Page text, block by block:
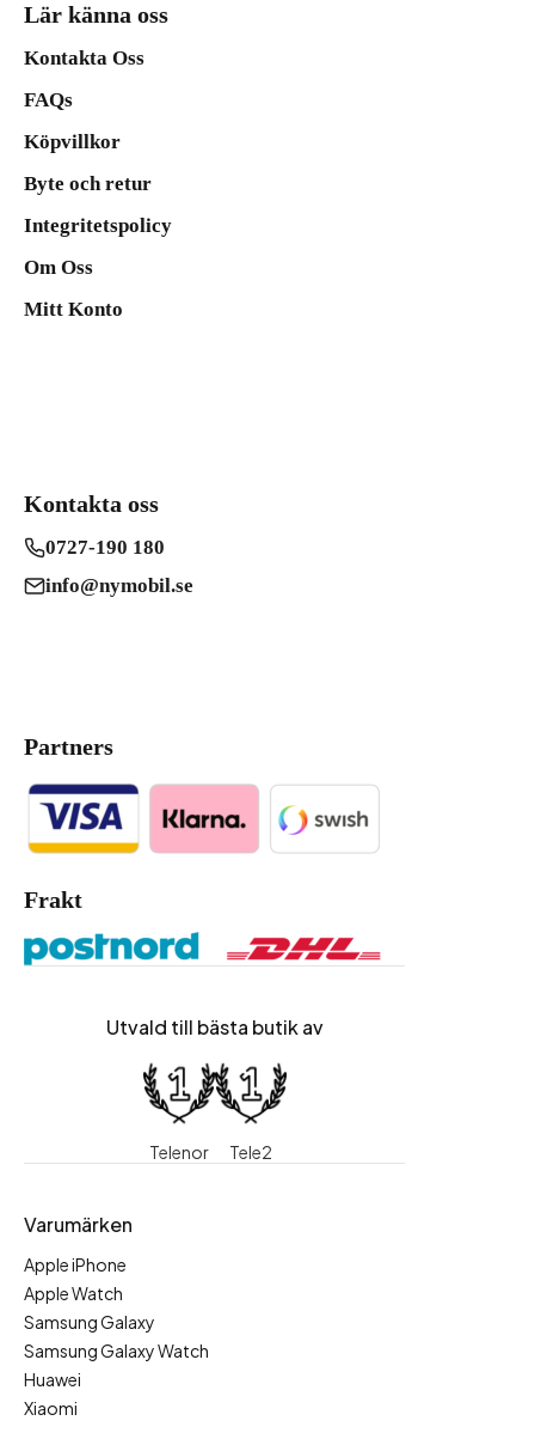
Lär känna oss
Kontakta Oss
FAQs
Köpvillkor
Byte och retur
Integritetspolicy
Om Oss
Mitt Konto
Kontakta oss
0727-190 180
info@nymobil.se
Partners
Frakt
Utvald till bästa butik av
Telenor Tele2
Varumärken
Apple iPhone
Apple Watch
Samsung Galaxy
Samsung Galaxy Watch
Huawei
Xiaomi